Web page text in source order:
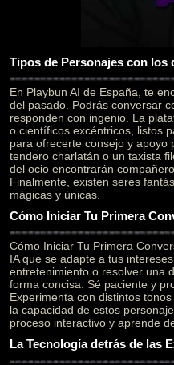
Tipos de Personajes con los
En Playbun AI de España, te
del pasado. Podrás conversar
responden con ingenio. La
o científicos excéntricos, listos
para ofrecerte consejo y apoyo
tendero charlatán o un taxista
del ocio encontrarán
Finalmente, existen seres
mágicas y únicas.
Cómo Iniciar Tu Primera
Cómo Iniciar Tu Primera
IA que se adapte a tus
entretenimiento o resolver una
forma concisa. Sé paciente y
Experimenta con distintos
la capacidad de estos
proceso interactivo y aprende
La Tecnología detrás de las